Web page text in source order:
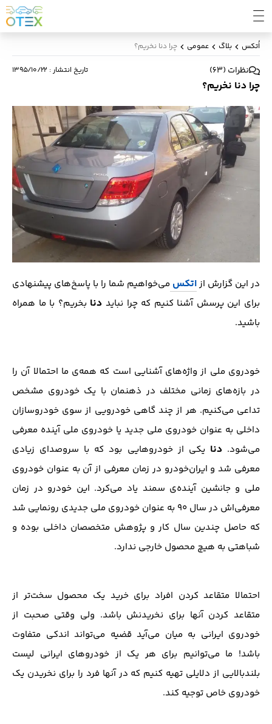
اُتکس بلاگ عمومی چرا دنا نخریم؟
نظرات (
63
) تاریخ انتشار: ۱۳۹۵/۱۰/۲۲
چرا دنا نخریم؟
در این گزارش ازاتکس می‌خواهیم شما را با پاسخ‌های پیشنهادی
برای این پرسش آشنا کنیم که چرا نباید دنا بخریم؟ با ما همراه
باشید.
خودروی ملی از واژه‌های آشنایی است که همه‌ی ما احتمالا آن را
در بازه‌های زمانی مختلف در ذهنمان با یک خودروی مشخص
تداعی می‌کنیم. هر از چند گاهی خودرویی از سوی خودروسازان
داخلی به عنوان خودروی ملی جدید یا خودروی ملی آینده معرفی
می‌شود.دنا یکی از خودروهایی بود که با سروصدای زیادی
معرفی شد و ایران‌خودرو در زمان معرفی از آن به عنوان خودروی
ملی و جانشین آینده‌ی سمند یاد می‌کرد. این خودرو در زمان
معرفی‌اش در سال ۹۰ به عنوان خودروی ملی جدیدی رونمایی شد
که حاصل چندین سال کار و پژوهش متخصصان داخلی بوده و
شباهتی به هیچ محصول خارجی ندارد.
احتمالا متقاعد کردن افراد برای خرید یک محصول سخت‌تر از
متقاعد کردن آنها برای نخریدنش باشد. ولی وقتی صحبت از
خودروی ایرانی به میان می‌آید قضیه می‌تواند اندکی متفاوت
باشد! ما می‌توانیم برای هر یک از خودروهای ایرانی لیست
بلندبالایی از دلایلی تهیه کنیم که در آنها فرد را برای نخریدن یک
خودروی خاص توجیه کند.